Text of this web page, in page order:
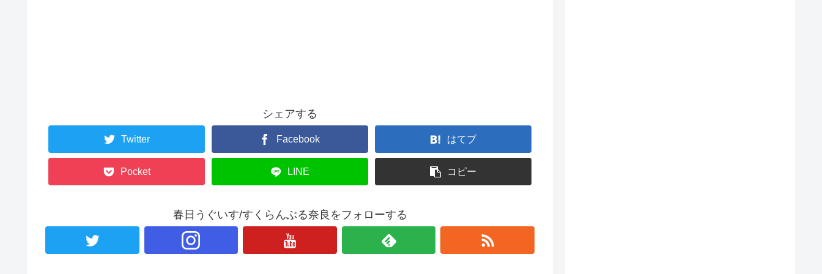
シェアする
Twitter Facebook はてブ
Pocket LINE コピー
春日うぐいす/すくらんぶる奈良をフォローする